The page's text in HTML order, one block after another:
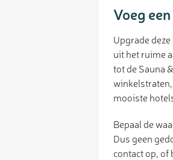
Voeg
Upgrade
uit het ruime
tot de Sauna
mooiste
Bepaal de
Dus geen
contact op, of